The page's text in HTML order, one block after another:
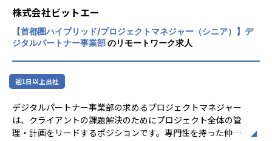
組織として立ち上げ期であり、今後事業として伸ばしていき
たいポジションとなります。
持ち行動できるポジションのため、やりがいと成長の実感が
■事業について
ムの企画・開発は勿論、外販向けもプライム
案件を担当しています。自社には、リサーチ
＆ディベロップメントを専門に行っている統
括部があり、最新技術を他部署が手掛けてい
る案件で利用できないかを検討したり、自社
IT領域、新エネルギー業界に特化したもの、
またセールス、Webマーケティングに特化し
たアウトソーシングを展開しています。
株式会社ビットエー
【首都圏ハイブリッド/プロジェクトマネジャー（シニア）】デ
ジタルパートナー事業部のリモートワーク求人
週1日以上出社
デジタルパートナー事業部の求めるプロジェクトマネジャー
は、クライアントの課題解決のためにプロジェクト全体の管
理・計画をリードするポジションです。専門性を持った仲間